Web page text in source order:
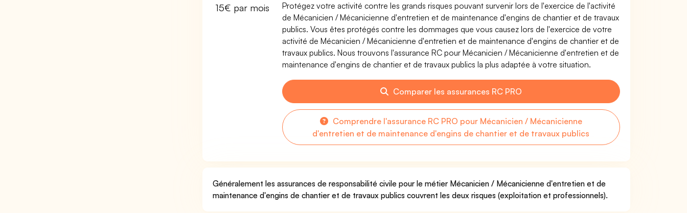
15€ par mois
Protégez votre activité contre les grands risques pouvant survenir lors de l'exercice de l'activité
de Mécanicien / Mécanicienne d'entretien et de maintenance d'engins de chantier et de travaux
publics. Vous êtes protégés contre les dommages que vous causez lors de l'exercice de votre
activité de Mécanicien / Mécanicienne d'entretien et de maintenance d'engins de chantier et de
travaux publics. Nous trouvons l'assurance RC pour Mécanicien / Mécanicienne d'entretien et de
maintenance d'engins de chantier et de travaux publics la plus adaptée à votre situation.
Comparer les assurances RC PRO
Comprendre l'assurance RC PRO pour Mécanicien / Mécanicienne
d'entretien et de maintenance d'engins de chantier et de travaux publics
Généralement les assurances de responsabilité civile pour le métier Mécanicien / Mécanicienne d'entretien et de
maintenance d'engins de chantier et de travaux publics couvrent les deux risques (exploitation et professionnels).